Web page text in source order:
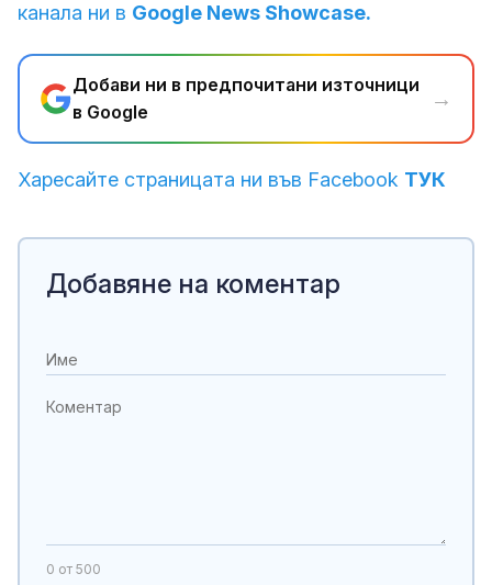
канала ни в Google News Showcase.
Добави ни в предпочитани източници
в Google
→
Харесайте страницата ни във Facebook ТУК
Добавяне на коментар
0 от 500